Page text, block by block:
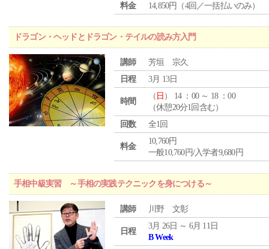
料金
14,850円（4回／一括払いのみ）
ドラゴン・ヘッドとドラゴン・テイルの読み方入門
講師
芳垣 宗久
日程
3月 13日
時間
（ 日 ） 14 ：00 ～ 18 ：00
（休憩20分1回含む）
回数
全1回
料金
10,760円
一般10,760円/入学者9,680円
手相中級実習 ～手相の実践テクニックを身につける～
講師 川野 文彰
日程
3月 26日 ～ 6月 11日
B Week